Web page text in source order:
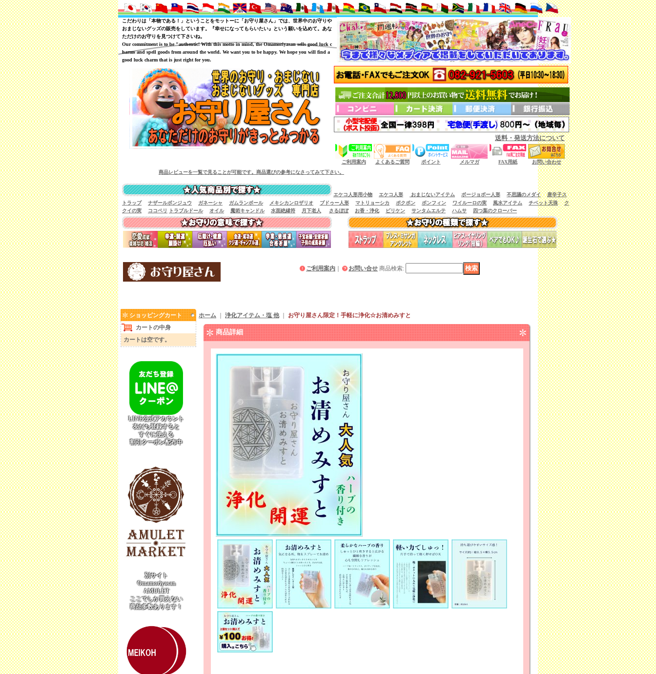
こだわりは「本物である！」ということをモットーに「お守り屋さん」では、世界中のお守りや
おまじないグッズの販売をしています。『幸せになってもらいたい』という願いを込めて。あな
ただけのお守りを見つけて下さいね。
Our commitment is to be "authentic! With this motto in mind, the Omamoriyasan sells good luck c
harms and spell goods from around the world. We want you to be happy. We hope you will find a
good luck charm that is just right for you.
送料・発送方法について
ご利用案内 よくあるご質問 ポイント メルマガ FAX用紙
お問い合わせ
商品レビューを一覧で見ることが可能です。商品選びの参考になさってみて下さい。
エケコ人形用小物 エケコ人形 おまじないアイテム ボージョボー人形 不思議のメダイ
唐辛子ス
トラップ
ナザールボンジュウ ガネーシャ ガムランボール メキシカンロザリオ ブドゥー人形 マトリョーシカ ポクポン ボンフィン ワイルーロの実 風水アイテム チベット天珠
ク
クイの実
ココペリ トラブルドール オイル 魔術キャンドル 水面絶縁符 月下老人 さるぼぼ お香・浄化 ビリケン サンタムエルテ ハムサ 四つ葉のクローバー
ご利用案内 お問い合せ 商品検索:
ショッピングカート
カートの中身
カートは空です。
LINE公式アカウント
友だち登録すると
すぐに使える
割引クーポン配布中
別サイト
Omamoriyasan
AMULET
ここでしか買えない
商品多数あります！
ホーム 浄化アイテム・塩 他｜ お守り屋さん限定！手軽に浄化☆お清めみすと
商品詳細